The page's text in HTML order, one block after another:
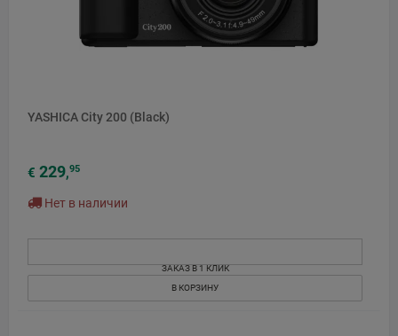
YASHICA City 200 (Black)
€ 229,95
Нет в наличии
ЗАКАЗ В 1 КЛИК
В КОРЗИНУ